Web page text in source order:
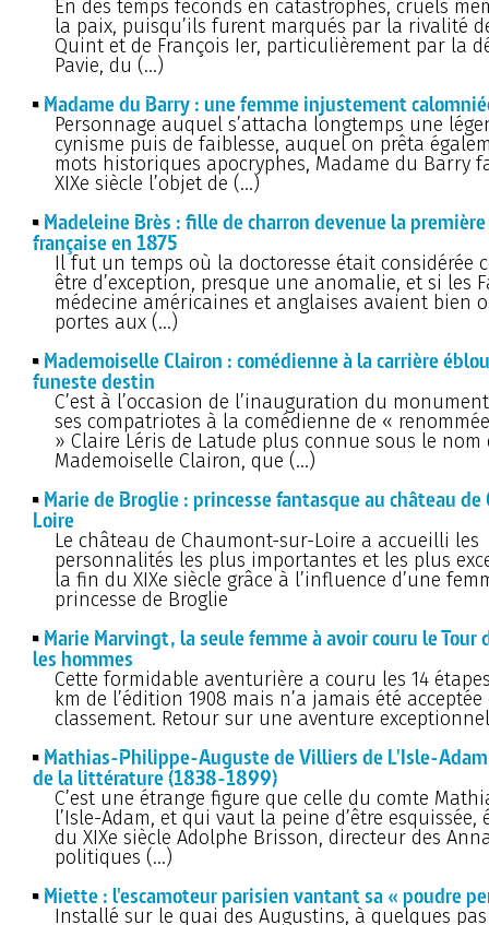
En des temps féconds en catastrophes, cruels
la paix, puisqu’ils furent marqués par la rivalité
Quint et de François Ier, particulièrement par la
Pavie, du (…)
Madame du Barry : une femme injustement
Personnage auquel s’attacha longtemps une
cynisme puis de faiblesse, auquel on prêta
mots historiques apocryphes, Madame du Barry
XIXe siècle l’objet de (…)
Madeleine Brès : fille de charron devenue la
française en 1875
Il fut un temps où la doctoresse était considérée
être d’exception, presque une anomalie, et si les
médecine américaines et anglaises avaient bien
portes aux (…)
Mademoiselle Clairon : comédienne à la carrière
funeste destin
C’est à l’occasion de l’inauguration du
ses compatriotes à la comédienne de «
» Claire Léris de Latude plus connue sous le nom
Mademoiselle Clairon, que (…)
Marie de Broglie : princesse fantasque au château
Loire
Le château de Chaumont-sur-Loire a accueilli les
personnalités les plus importantes et les plus
la fin du XIXe siècle grâce à l’influence d’une
princesse de Broglie
Marie Marvingt, la seule femme à avoir couru le Tour
les hommes
Cette formidable aventurière a couru les 14
km de l’édition 1908 mais n’a jamais été
classement. Retour sur une aventure
Mathias-Philippe-Auguste de Villiers de L'Isle-
de la littérature (1838-1899)
C’est une étrange figure que celle du comte
l’Isle-Adam, et qui vaut la peine d’être
du XIXe siècle Adolphe Brisson, directeur des
politiques (…)
Miette : l'escamoteur parisien vantant sa « poudre
Installé sur le quai des Augustins, à quelques